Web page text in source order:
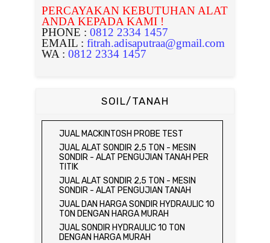
PERCAYAKAN KEBUTUHAN ALAT
ANDA KEPADA KAMI !
PHONE : 0812 2334 1457
EMAIL : fitrah.adisaputraa@gmail.com
WA : 0812 2334 1457
SOIL/TANAH
JUAL MACKINTOSH PROBE TEST
JUAL ALAT SONDIR 2,5 TON - MESIN
SONDIR - ALAT PENGUJIAN TANAH PER
TITIK
JUAL ALAT SONDIR 2,5 TON - MESIN
SONDIR - ALAT PENGUJIAN TANAH
JUAL DAN HARGA SONDIR HYDRAULIC 10
TON DENGAN HARGA MURAH
JUAL SONDIR HYDRAULIC 10 TON
DENGAN HARGA MURAH